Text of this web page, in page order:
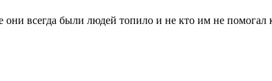
всегда были людей топило и не кто им не